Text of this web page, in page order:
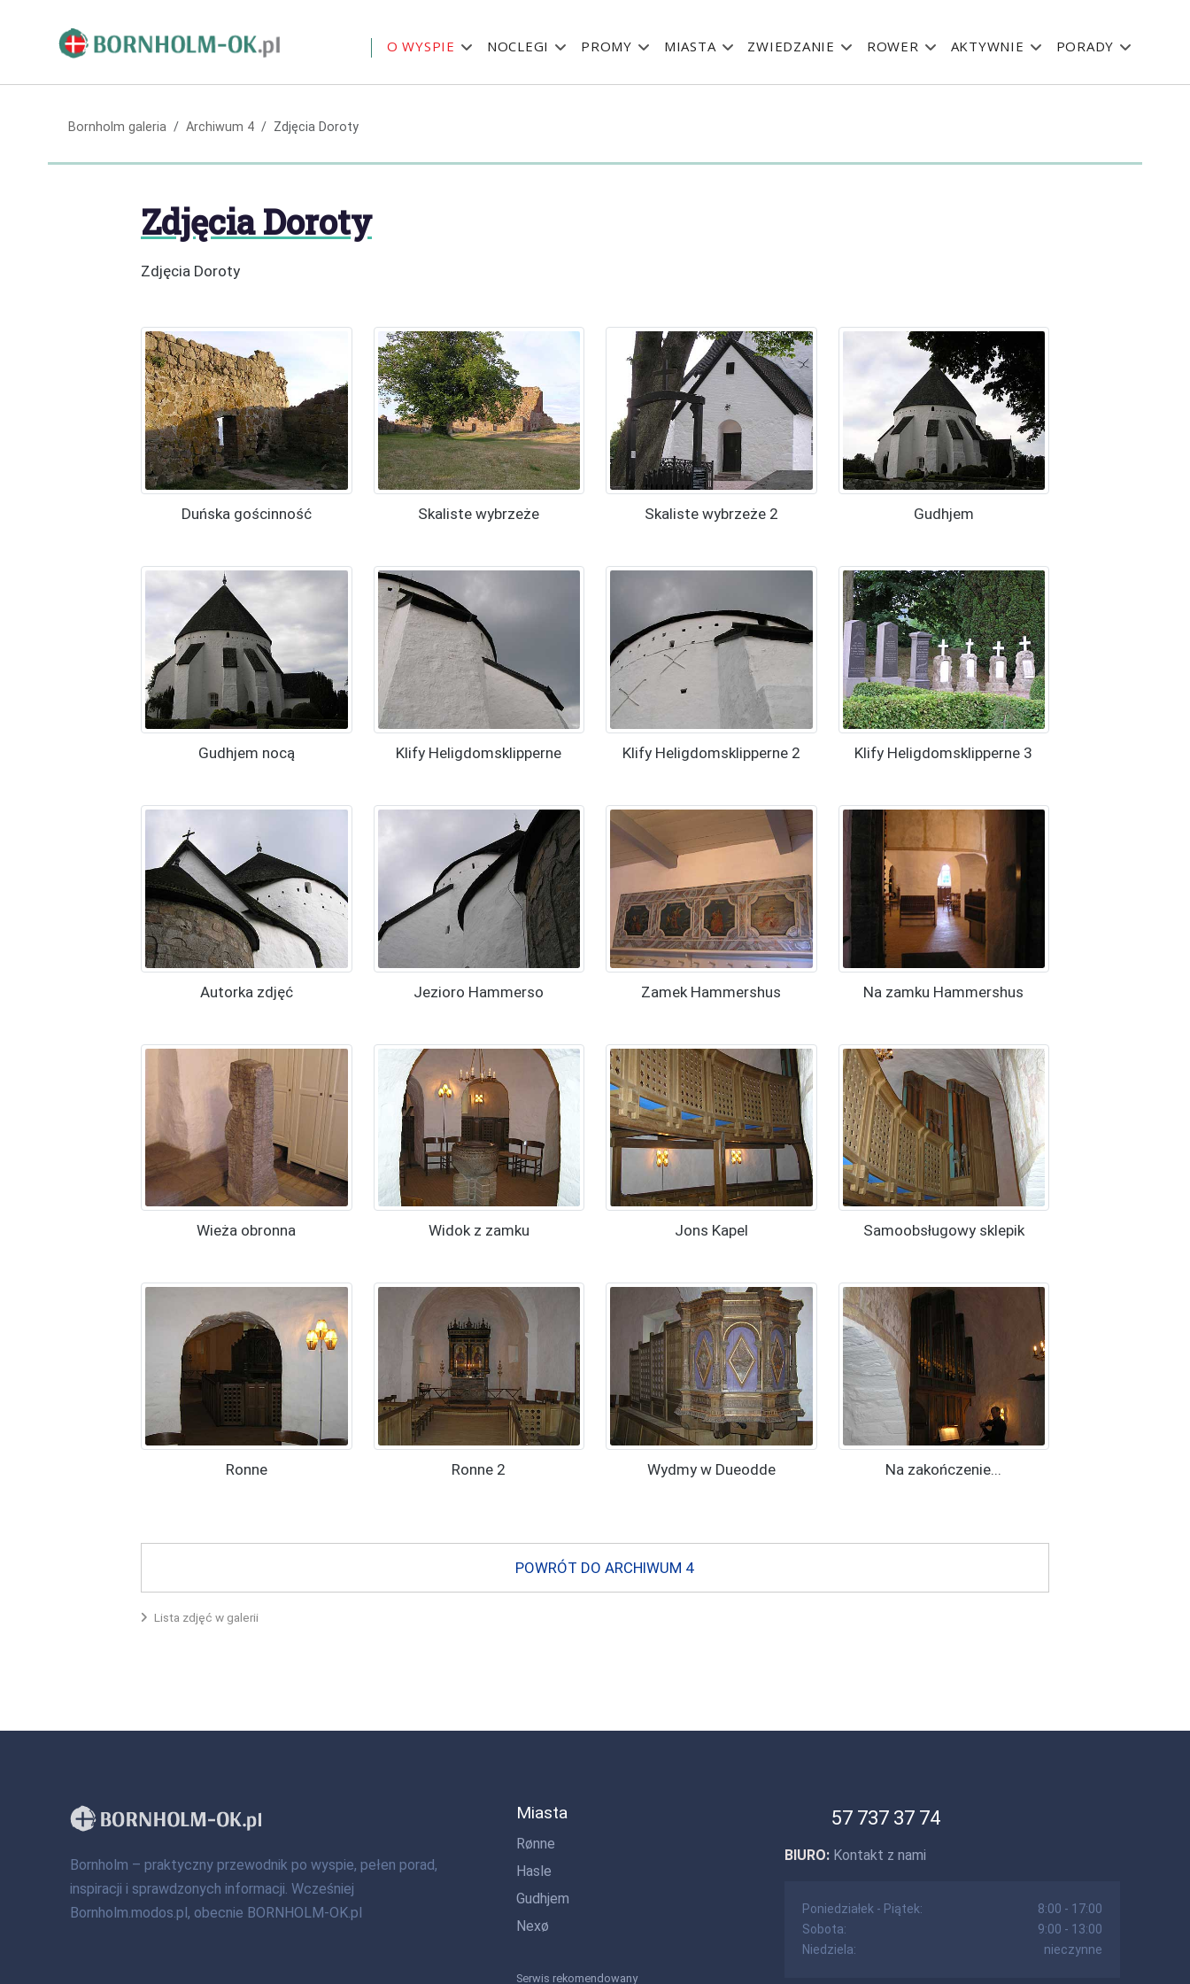
O WYSPIE NOCLEGI PROMY MIASTA ZWIEDZANIE ROWER AKTYWNIE PORADY
Bornholm galeria Archiwum 4 Zdjęcia Doroty
Zdjęcia Doroty
Zdjęcia Doroty
Duńska gościnność Skaliste wybrzeże Skaliste wybrzeże 2 Gudhjem
Gudhjem nocą Klify Heligdomsklipperne Klify Heligdomsklipperne 2 Klify Heligdomsklipperne 3
Autorka zdjęć Jezioro Hammerso Zamek Hammershus Na zamku Hammershus
Wieża obronna Widok z zamku Jons Kapel Samoobsługowy sklepik
Ronne Ronne 2 Wydmy w Dueodde Na zakończenie...
POWRÓT DO ARCHIWUM 4
Lista zdjęć w galerii
Bornholm – praktyczny przewodnik po wyspie, pełen porad,
inspiracji i sprawdzonych informacji. Wcześniej
Bornholm.modos.pl, obecnie BORNHOLM-OK.pl
Miasta
Rønne
Hasle
Gudhjem
Nexø
Serwis rekomendowany
57 737 37 74
BIURO: Kontakt z nami
Poniedziałek - Piątek:
8:00 - 17:00
Sobota:
9:00 - 13:00
Niedziela:
nieczynne